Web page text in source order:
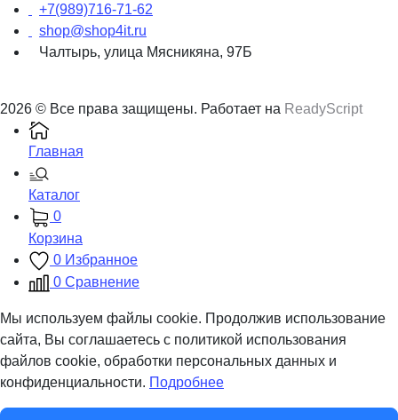
+7(989)716-71-62
shop@shop4it.ru
Чалтырь, улица Мясникяна, 97Б
2026 © Все права защищены. Работает на ReadyScript
Главная
Каталог
0
Корзина
0 Избранное
0 Сравнение
Мы используем файлы cookie. Продолжив использование
сайта, Вы соглашаетесь с политикой использования
файлов cookie, обработки персональных данных и
конфиденциальности. Подробнее